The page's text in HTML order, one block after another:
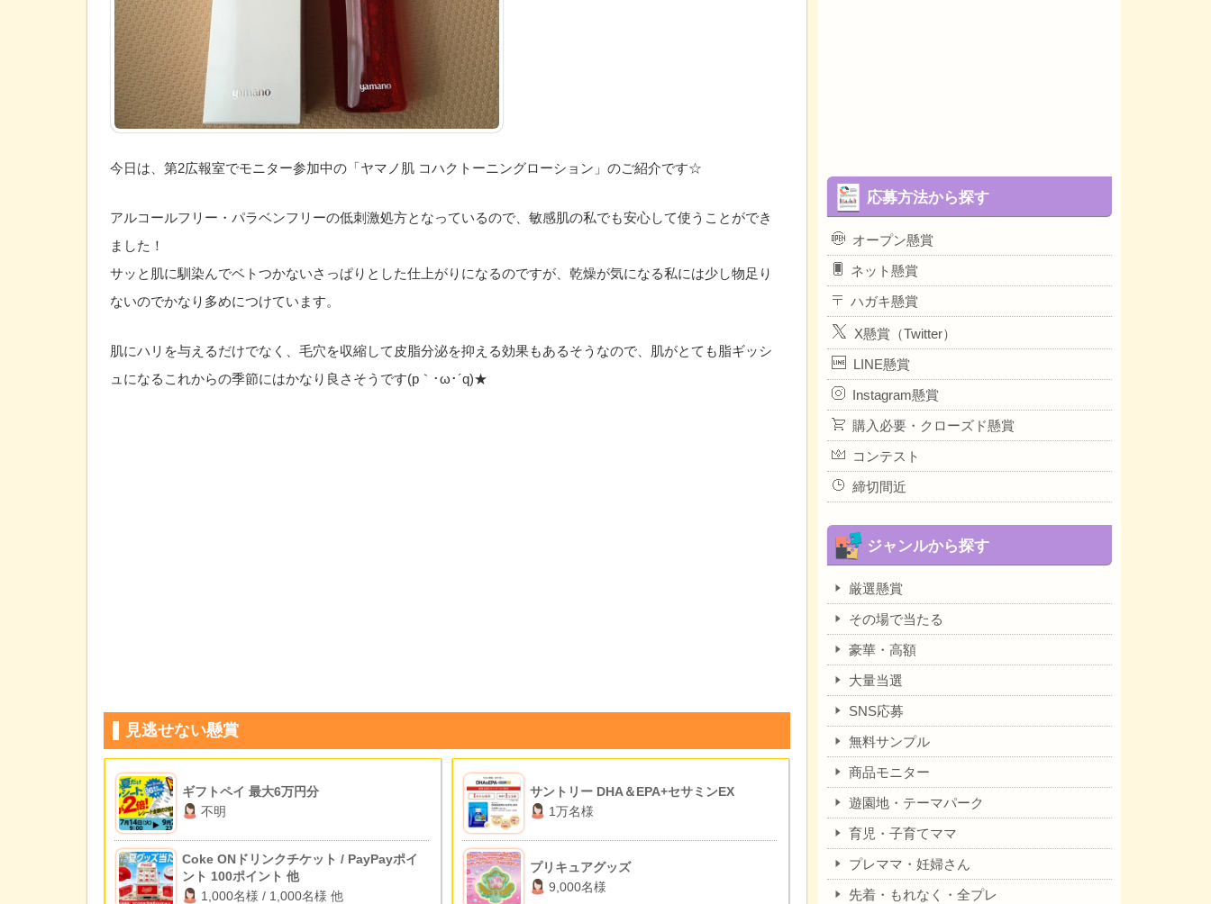
今日は、第2広報室でモニター参加中の「ヤマノ肌 コハクトーニングローション‏」のご紹介です☆
アルコールフリー・パラベンフリーの低刺激処方となっているので、敏感肌の私でも安心して使うことができ
ました！
サッと肌に馴染んでベトつかないさっぱりとした仕上がりになるのですが、乾燥が気になる私には少し物足り
ないのでかなり多めにつけています。
肌にハリを与えるだけでなく、毛穴を収縮して皮脂分泌を抑える効果もあるそうなので、肌がとても脂ギッシ
ュになるこれからの季節にはかなり良さそうです(p｀･ω･´q)★
見逃せない懸賞
ギフトペイ 最大6万円分
不明
Coke ONドリンクチケット / PayPayポイ
ント 100ポイント 他
1,000名様 / 1,000名様 他
サントリー DHA＆EPA+セサミンEX
1万名様
プリキュアグッズ
9,000名様
応募方法から探す
オープン懸賞
ネット懸賞
ハガキ懸賞
X懸賞（Twitter）
LINE懸賞
Instagram懸賞
購入必要・クローズド懸賞
コンテスト
締切間近
ジャンルから探す
厳選懸賞
その場で当たる
豪華・高額
大量当選
SNS応募
無料サンプル
商品モニター
遊園地・テーマパーク
育児・子育てママ
プレママ・妊婦さん
先着・もれなく・全プレ